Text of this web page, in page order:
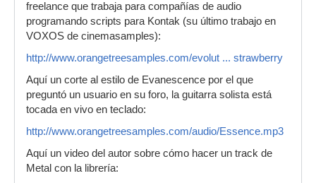
freelance que trabaja para compañías de audio
programando scripts para Kontak (su último trabajo en
VOXOS de cinemasamples):
http://www.orangetreesamples.com/evolut ... strawberry
Aquí un corte al estilo de Evanescence por el que
preguntó un usuario en su foro, la guitarra solista está
tocada en vivo en teclado:
http://www.orangetreesamples.com/audio/Essence.mp3
Aquí un video del autor sobre cómo hacer un track de
Metal con la librería: